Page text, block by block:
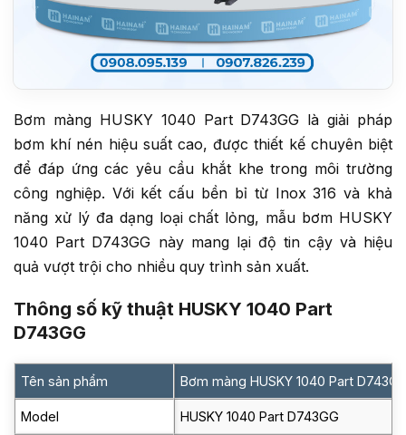
Bơm màng HUSKY 1040 Part D743GG là giải pháp
bơm khí nén hiệu suất cao, được thiết kế chuyên biệt
để đáp ứng các yêu cầu khắt khe trong môi trường
công nghiệp. Với kết cấu bền bỉ từ Inox 316 và khả
năng xử lý đa dạng loại chất lỏng, mẫu bơm HUSKY
1040 Part D743GG này mang lại độ tin cậy và hiệu
quả vượt trội cho nhiều quy trình sản xuất.
Thông số kỹ thuật HUSKY 1040 Part
D743GG
Tên sản phẩm Bơm màng HUSKY 1040 Part
Model HUSKY 1040 Part D743GG